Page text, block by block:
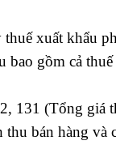
xuất khẩu
bao gồm cả
131 (Tổng giá
bán hàng và